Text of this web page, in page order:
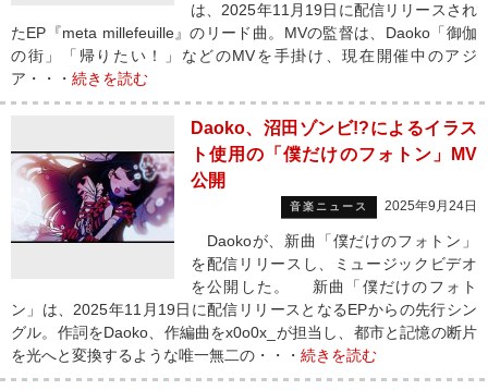
は、2025年11月19日に配信リリースされ
たEP『meta millefeuille』のリード曲。MVの監督は、Daoko「御伽
の街」「帰りたい！」などのMVを手掛け、現在開催中のアジ
ア・・・ 続きを読む
Daoko、沼田ゾンビ!?によるイラス
ト使用の「僕だけのフォトン」MV
公開
音楽ニュース 2025年9月24日
Daokoが、新曲「僕だけのフォトン」
を配信リリースし、ミュージックビデオ
を公開した。 新曲「僕だけのフォト
ン」は、2025年11月19日に配信リリースとなるEPからの先行シン
グル。作詞をDaoko、作編曲をx0o0x_が担当し、都市と記憶の断片
を光へと変換するような唯一無二の・・・ 続きを読む